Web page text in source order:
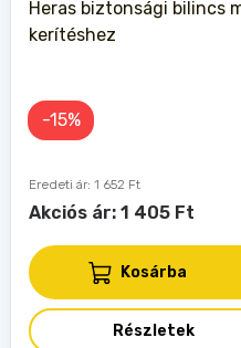
Heras biztonsági bilincs
kerítéshez
-15%
Eredeti ár: 1 652 Ft
Akciós ár: 1 405 Ft
Kosárba
Részletek